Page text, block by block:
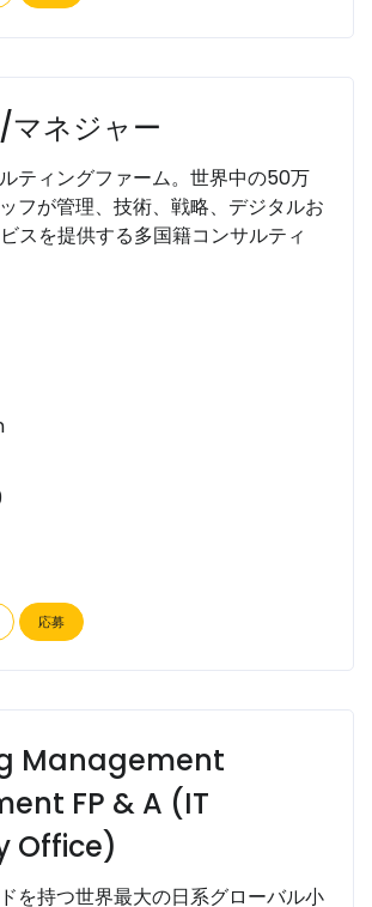
マネジャー
ティングファーム。世界中の50万
フが管理、技術、戦略、デジタルお
スを提供する多国籍コンサルティ
応募
Management
FP & A (IT
Office)
を持つ世界最大の日系グローバル小